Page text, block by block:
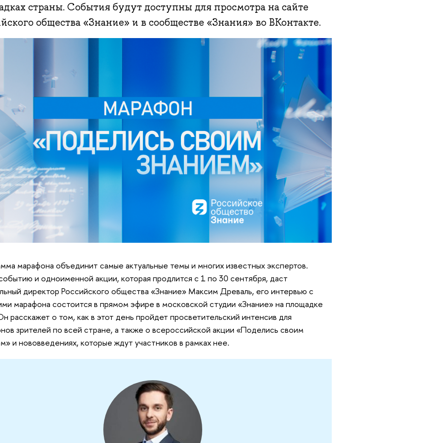
страны. События будут доступны для просмотра на сайте
общества «Знание» и в сообществе «Знания» во ВКонтакте.
марафона объединит самые актуальные темы и многих известных экспертов.
и одноименной акции, которая продлится с 1 по 30 сентября, даст
директор Российского общества «Знание» Максим Древаль, его интервью с
марафона состоится в прямом эфире в московской студии «Знание» на площадке
расскажет о том, как в этот день пройдет просветительский интенсив для
зрителей по всей стране, а также о всероссийской акции «Поделись своим
и нововведениях, которые ждут участников в рамках нее.